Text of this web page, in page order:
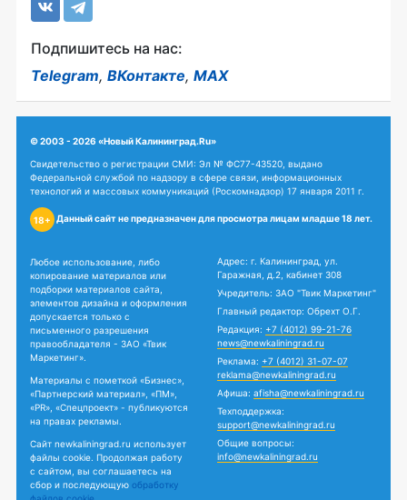
Подпишитесь на нас:
Telegram, ВКонтакте, MAX
© 2003 - 2026 «Новый Калининград.Ru»
Свидетельство о регистрации СМИ: Эл № ФС77-43520, выдано
Федеральной службой по надзору в сфере связи, информационных
технологий и массовых коммуникаций (Роскомнадзор) 17 января 2011 г.
18+ Данный сайт не предназначен для просмотра лицам младше 18 лет.
Любое использование, либо
копирование материалов или
подборки материалов сайта,
элементов дизайна и оформления
допускается только с
письменного разрешения
правообладателя - ЗАО «Твик
Маркетинг».
Материалы с пометкой «Бизнес»,
«Партнерский материал», «ПМ»,
«PR», «Спецпроект» - публикуются
на правах рекламы.
Сайт newkaliningrad.ru использует
файлы cookie. Продолжая работу
с сайтом, вы соглашаетесь на
сбор и последующую обработку
Адрес: г. Калининград, ул.
Гаражная, д.2, кабинет 308
Учредитель: ЗАО "Твик Маркетинг"
Главный редактор: Обрехт О.Г.
Редакция: +7 (4012) 99-21-76
news@newkaliningrad.ru
Реклама: +7 (4012) 31-07-07
reklama@newkaliningrad.ru
Афиша: afisha@newkaliningrad.ru
Техподдержка:
support@newkaliningrad.ru
Общие вопросы:
info@newkaliningrad.ru